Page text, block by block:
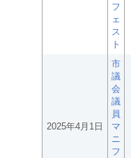
フ
ェ
ス
ト
2025年4月1日
市
議
会
議
員
マ
ニ
フ